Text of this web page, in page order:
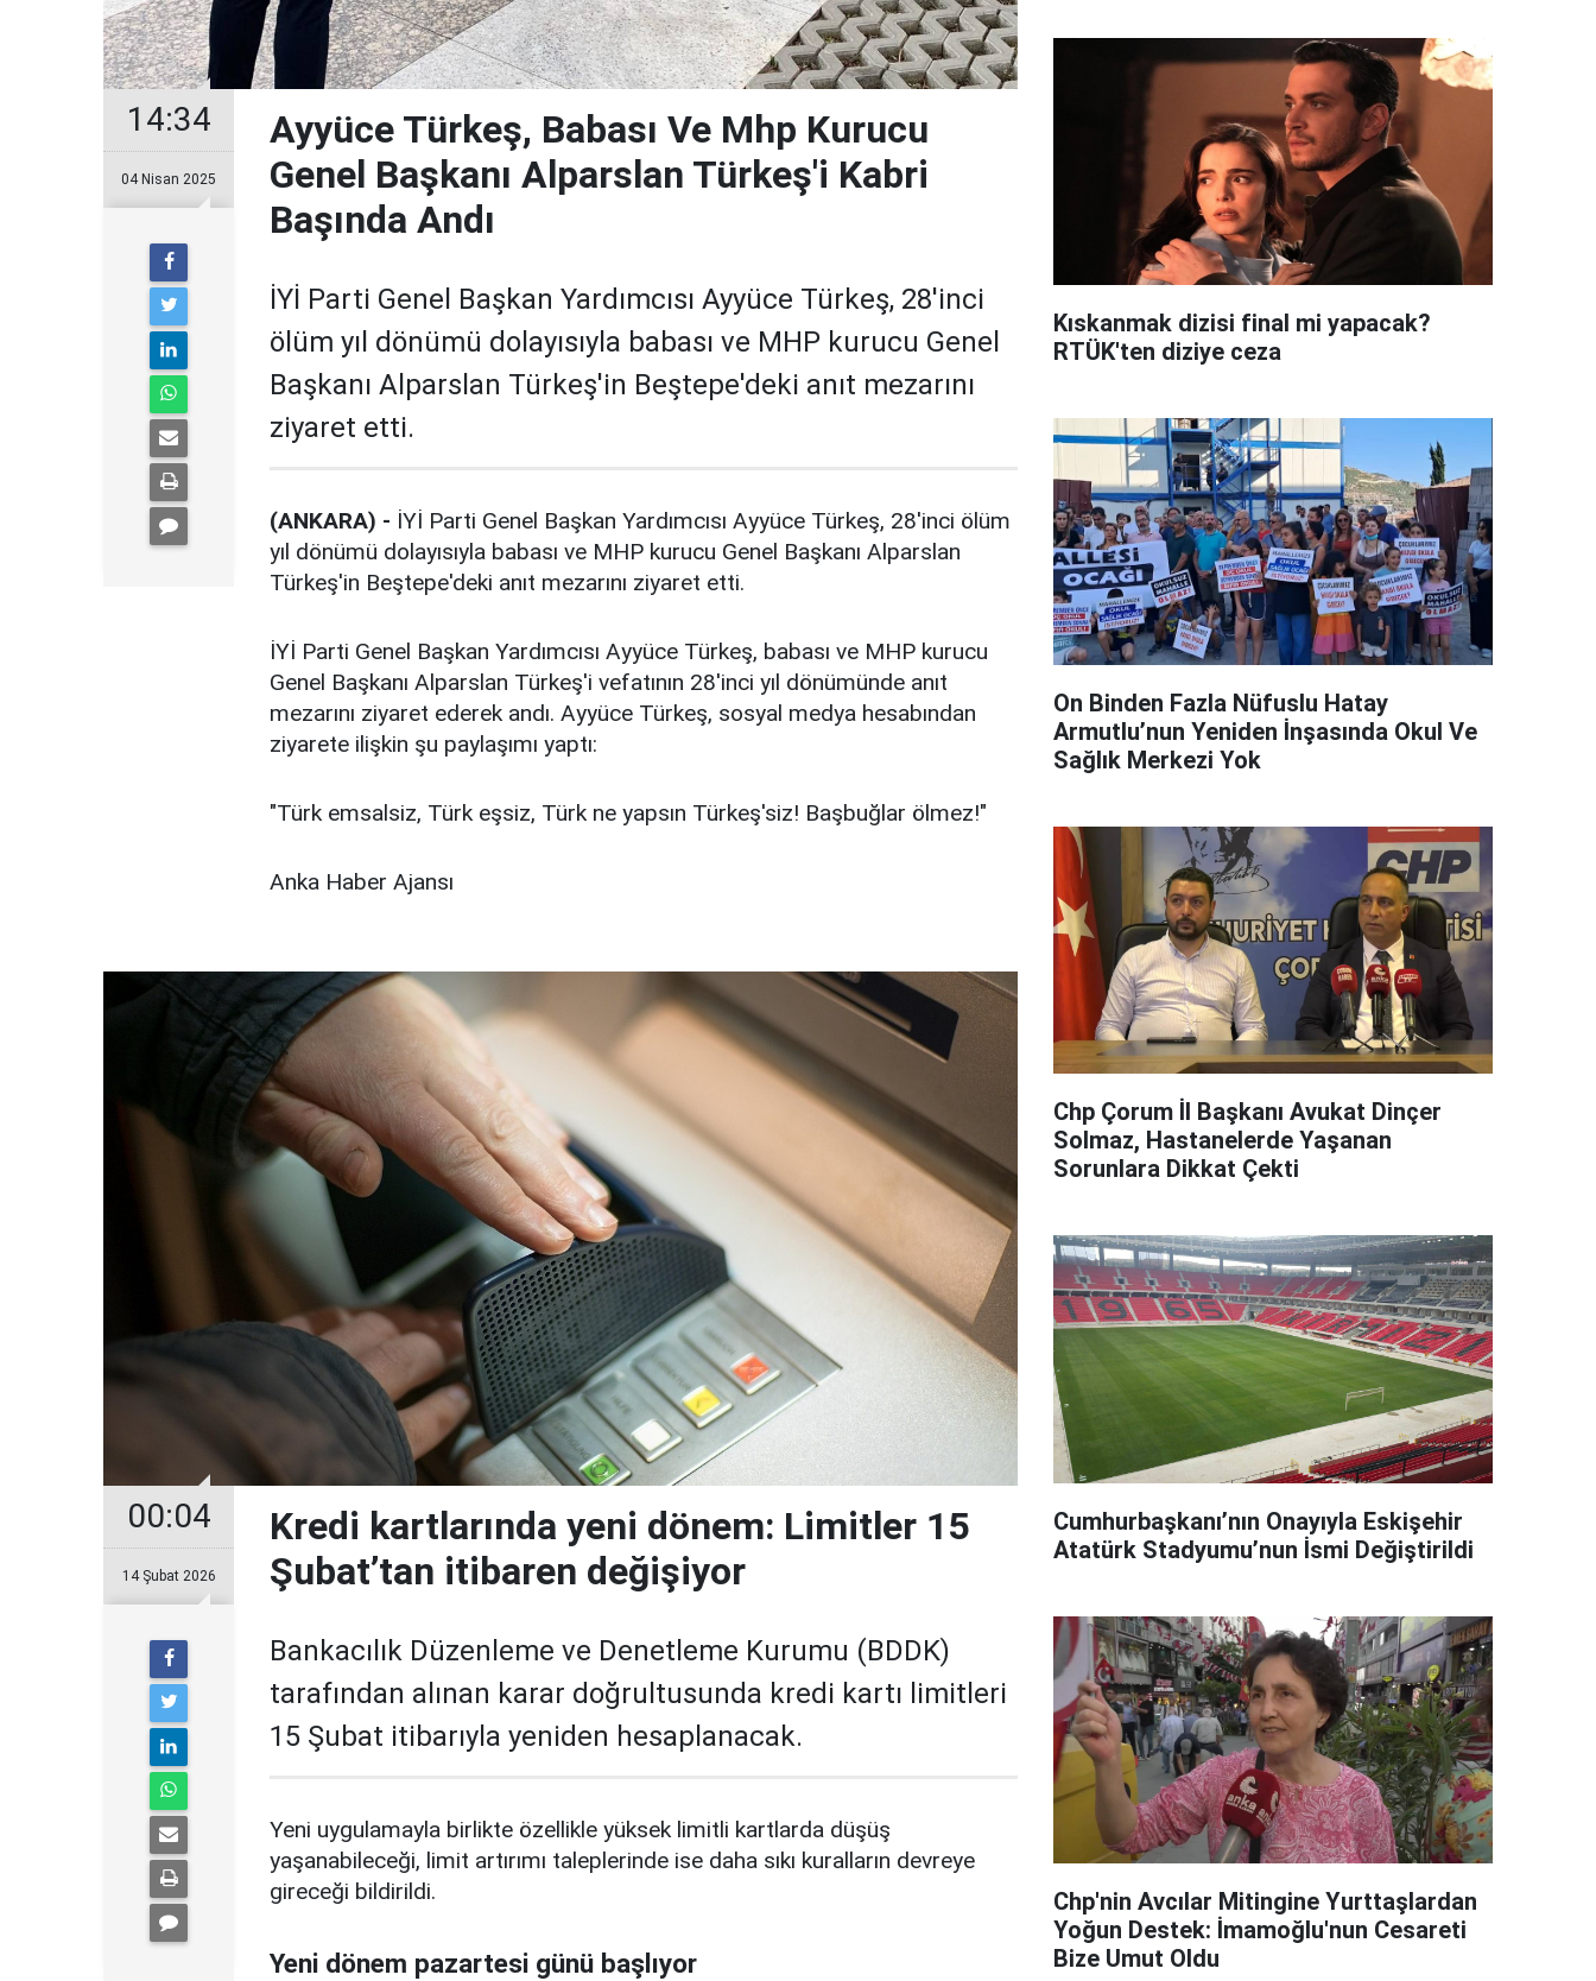
14:34
04 Nisan 2025
Ayyüce Türkeş, Babası Ve Mhp Kurucu
Genel Başkanı Alparslan Türkeş'i Kabri
Başında Andı
İYİ Parti Genel Başkan Yardımcısı Ayyüce Türkeş, 28'inci
ölüm yıl dönümü dolayısıyla babası ve MHP kurucu Genel
Başkanı Alparslan Türkeş'in Beştepe'deki anıt mezarını
ziyaret etti.
(ANKARA) - İYİ Parti Genel Başkan Yardımcısı Ayyüce Türkeş, 28'inci ölüm
yıl dönümü dolayısıyla babası ve MHP kurucu Genel Başkanı Alparslan
Türkeş'in Beştepe'deki anıt mezarını ziyaret etti.
İYİ Parti Genel Başkan Yardımcısı Ayyüce Türkeş, babası ve MHP kurucu
Genel Başkanı Alparslan Türkeş'i vefatının 28'inci yıl dönümünde anıt
mezarını ziyaret ederek andı. Ayyüce Türkeş, sosyal medya hesabından
ziyarete ilişkin şu paylaşımı yaptı:
"Türk emsalsiz, Türk eşsiz, Türk ne yapsın Türkeş'siz! Başbuğlar ölmez!"
Anka Haber Ajansı
00:04
14 Şubat 2026
Kredi kartlarında yeni dönem: Limitler 15
Şubat’tan itibaren değişiyor
Bankacılık Düzenleme ve Denetleme Kurumu (BDDK)
tarafından alınan karar doğrultusunda kredi kartı limitleri
15 Şubat itibarıyla yeniden hesaplanacak.
Yeni uygulamayla birlikte özellikle yüksek limitli kartlarda düşüş
yaşanabileceği, limit artırımı taleplerinde ise daha sıkı kuralların devreye
gireceği bildirildi.
Yeni dönem pazartesi günü başlıyor
Kıskanmak dizisi final mi yapacak?
RTÜK'ten diziye ceza
On Binden Fazla Nüfuslu Hatay
Armutlu’nun Yeniden İnşasında Okul Ve
Sağlık Merkezi Yok
Chp Çorum İl Başkanı Avukat Dinçer
Solmaz, Hastanelerde Yaşanan
Sorunlara Dikkat Çekti
Cumhurbaşkanı’nın Onayıyla Eskişehir
Atatürk Stadyumu’nun İsmi Değiştirildi
Chp'nin Avcılar Mitingine Yurttaşlardan
Yoğun Destek: İmamoğlu'nun Cesareti
Bize Umut Oldu